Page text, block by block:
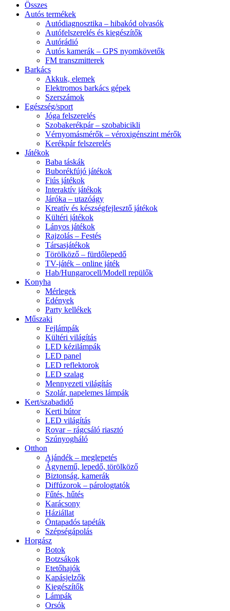
Összes
Autós termékek
Autódiagnosztika – hibakód olvasók
Autófelszerelés és kiegészítők
Autórádió
Autós kamerák – GPS nyomkövetők
FM transzmitterek
Barkács
Akkuk, elemek
Elektromos barkács gépek
Szerszámok
Egészség/sport
Jóga felszerelés
Szobakerékpár – szobabicikli
Vérnyomásmérők – véroxigénszint mérők
Kerékpár felszerelés
Játékok
Baba táskák
Buborékfújó játékok
Fiús játékok
Interaktív játékok
Járóka – utazóágy
Kreatív és készségfejlesztő játékok
Kültéri játékok
Lányos játékok
Rajzolás – Festés
Társasjátékok
Törölköző – fürdőlepedő
TV-játék – online játék
Hab/Hungarocell/Modell repülők
Konyha
Mérlegek
Edények
Party kellékek
Műszaki
Fejlámpák
Kültéri világítás
LED kézilámpák
LED panel
LED reflektorok
LED szalag
Mennyezeti világítás
Szolár, napelemes lámpák
Kert/szabadidő
Kerti bútor
LED világítás
Rovar – rágcsáló riasztó
Szúnyogháló
Otthon
Ajándék – meglepetés
Ágynemű, lepedő, törölköző
Biztonság, kamerák
Diffúzorok – párologtatók
Fűtés, hűtés
Karácsony
Háziállat
Öntapadós tapéták
Szépségápolás
Horgász
Botok
Botzsákok
Etetőhajók
Kapásjelzők
Kiegészítők
Lámpák
Orsók